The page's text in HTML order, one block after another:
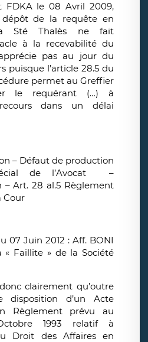
FDKA le 08 Avril 2009,
de la requête en
Sté Thalès ne fait
à la recevabilité du
pas au jour du
puisque l’article 28.5 du
permet au Greffier
le requérant (…) à
dans un délai
– Défaut de production
de l’Avocat –
– Art. 28 al.5 Règlement
Cour
07 Juin 2012 : Aff. BONI
« Faillite » de la Société
clairement qu’outre
disposition d’un Acte
Règlement prévu au
1993 relatif à
Droit des Affaires en